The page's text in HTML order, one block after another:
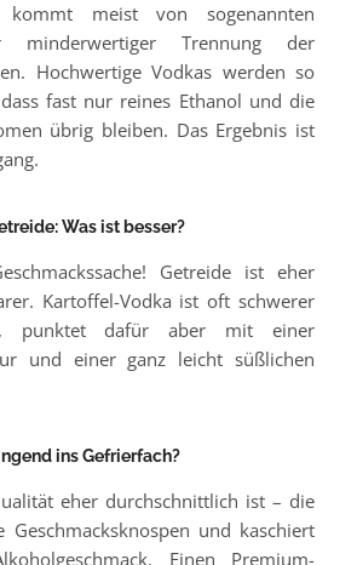
kommt meist von sogenannten
minderwertiger Trennung der
Hochwertige Vodkas werden so
fast nur reines Ethanol und die
übrig bleiben. Das Ergebnis ist
Was ist besser?
Getreide ist eher
Kartoffel-Vodka ist oft schwerer
punktet dafür aber mit einer
und einer ganz leicht süßlichen
ins Gefrierfach?
eher durchschnittlich ist – die
Geschmacksknospen und kaschiert
Einen Premium-